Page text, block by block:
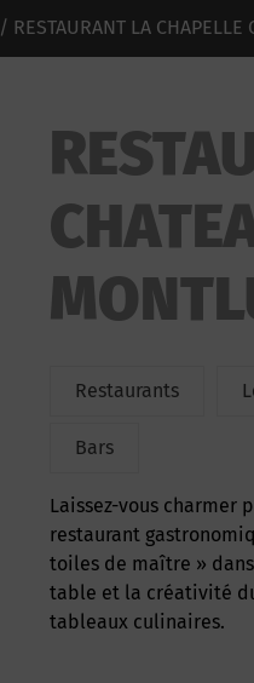
/ RESTAURANT LA CHAPELLE
Restaurants
Bars
Laissez-vous charmer par la magnificence des lieux et par la subtilité des plats du
restaurant
toiles de maître »
table et la créativité
tableaux culinaires.